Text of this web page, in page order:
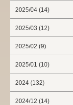
2025/04 (14)
2025/03 (12)
2025/02 (9)
2025/01 (10)
2024 (132)
2024/12 (14)